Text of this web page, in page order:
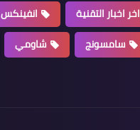
اخر اخبار التقنية انفينكس
سامسونج شاومي